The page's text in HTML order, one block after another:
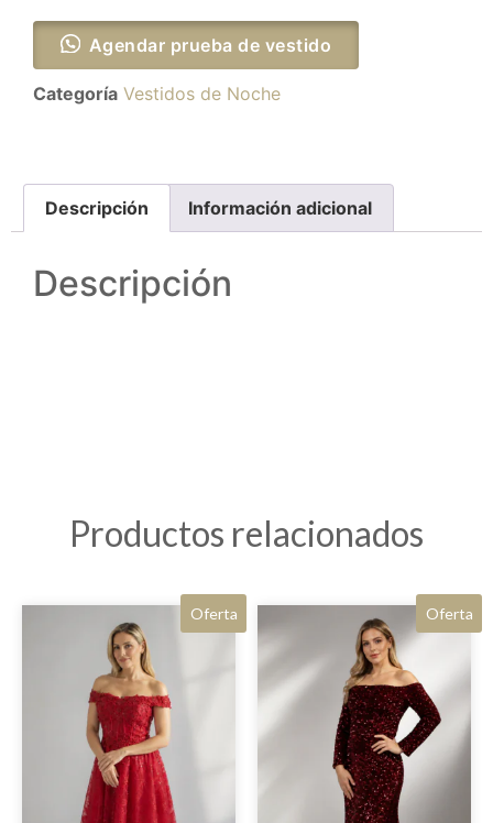
Agendar prueba de vestido
Categoría Vestidos de Noche
Descripción Información adicional
Descripción
Productos relacionados
Oferta Oferta